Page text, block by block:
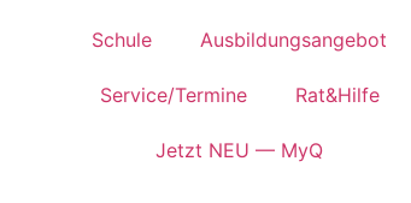
Schule Ausbildungsangebot
Service/Termine Rat&Hilfe
Jetzt NEU — MyQ